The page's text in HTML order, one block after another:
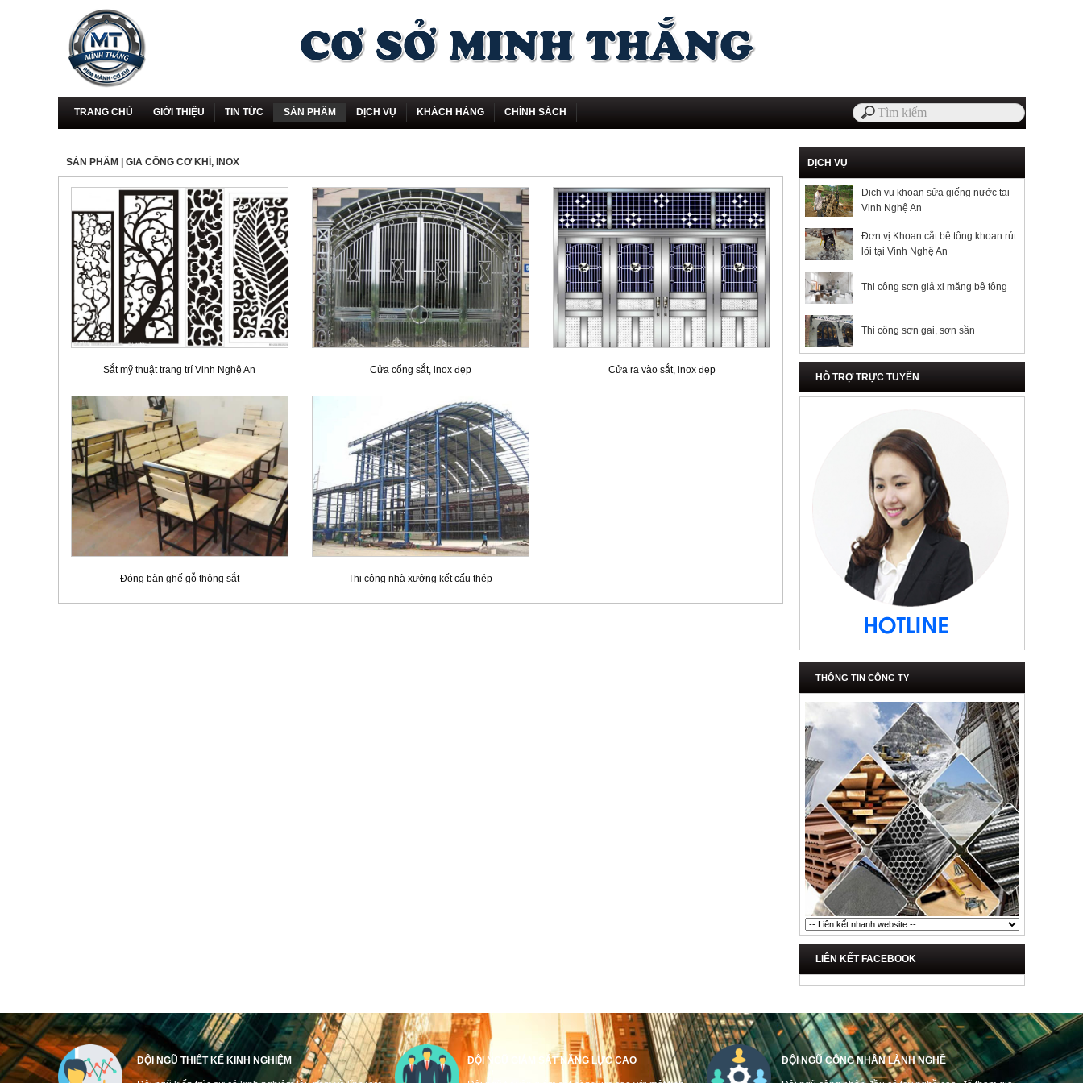
TRANG CHỦ GIỚI THIỆU TIN TỨC SẢN PHẨM DỊCH VỤ KHÁCH HÀNG CHÍNH SÁCH
SẢN PHẨM | GIA CÔNG CƠ KHÍ, INOX
Sắt mỹ thuật trang trí Vinh Nghệ An Cửa cổng sắt, inox đẹp Cửa ra vào sắt, inox đẹp
Đóng bàn ghế gỗ thông sắt Thi công nhà xưởng kết cấu thép
DỊCH VỤ
Dịch vụ khoan sửa giếng nước tại
Vinh Nghệ An
Đơn vị Khoan cắt bê tông khoan rút
lõi tại Vinh Nghệ An
Thi công sơn giả xi măng bê tông
Thi công sơn gai, sơn sần
HỖ TRỢ TRỰC TUYẾN
THÔNG TIN CÔNG TY
LIÊN KẾT FACEBOOK
ĐỘI NGŨ THIẾT KẾ KINH NGHIỆM ĐỘI NGŨ GIÁM SÁT NĂNG LỰC CAO ĐỘI NGŨ CÔNG NHÂN LÀNH NGHỀ